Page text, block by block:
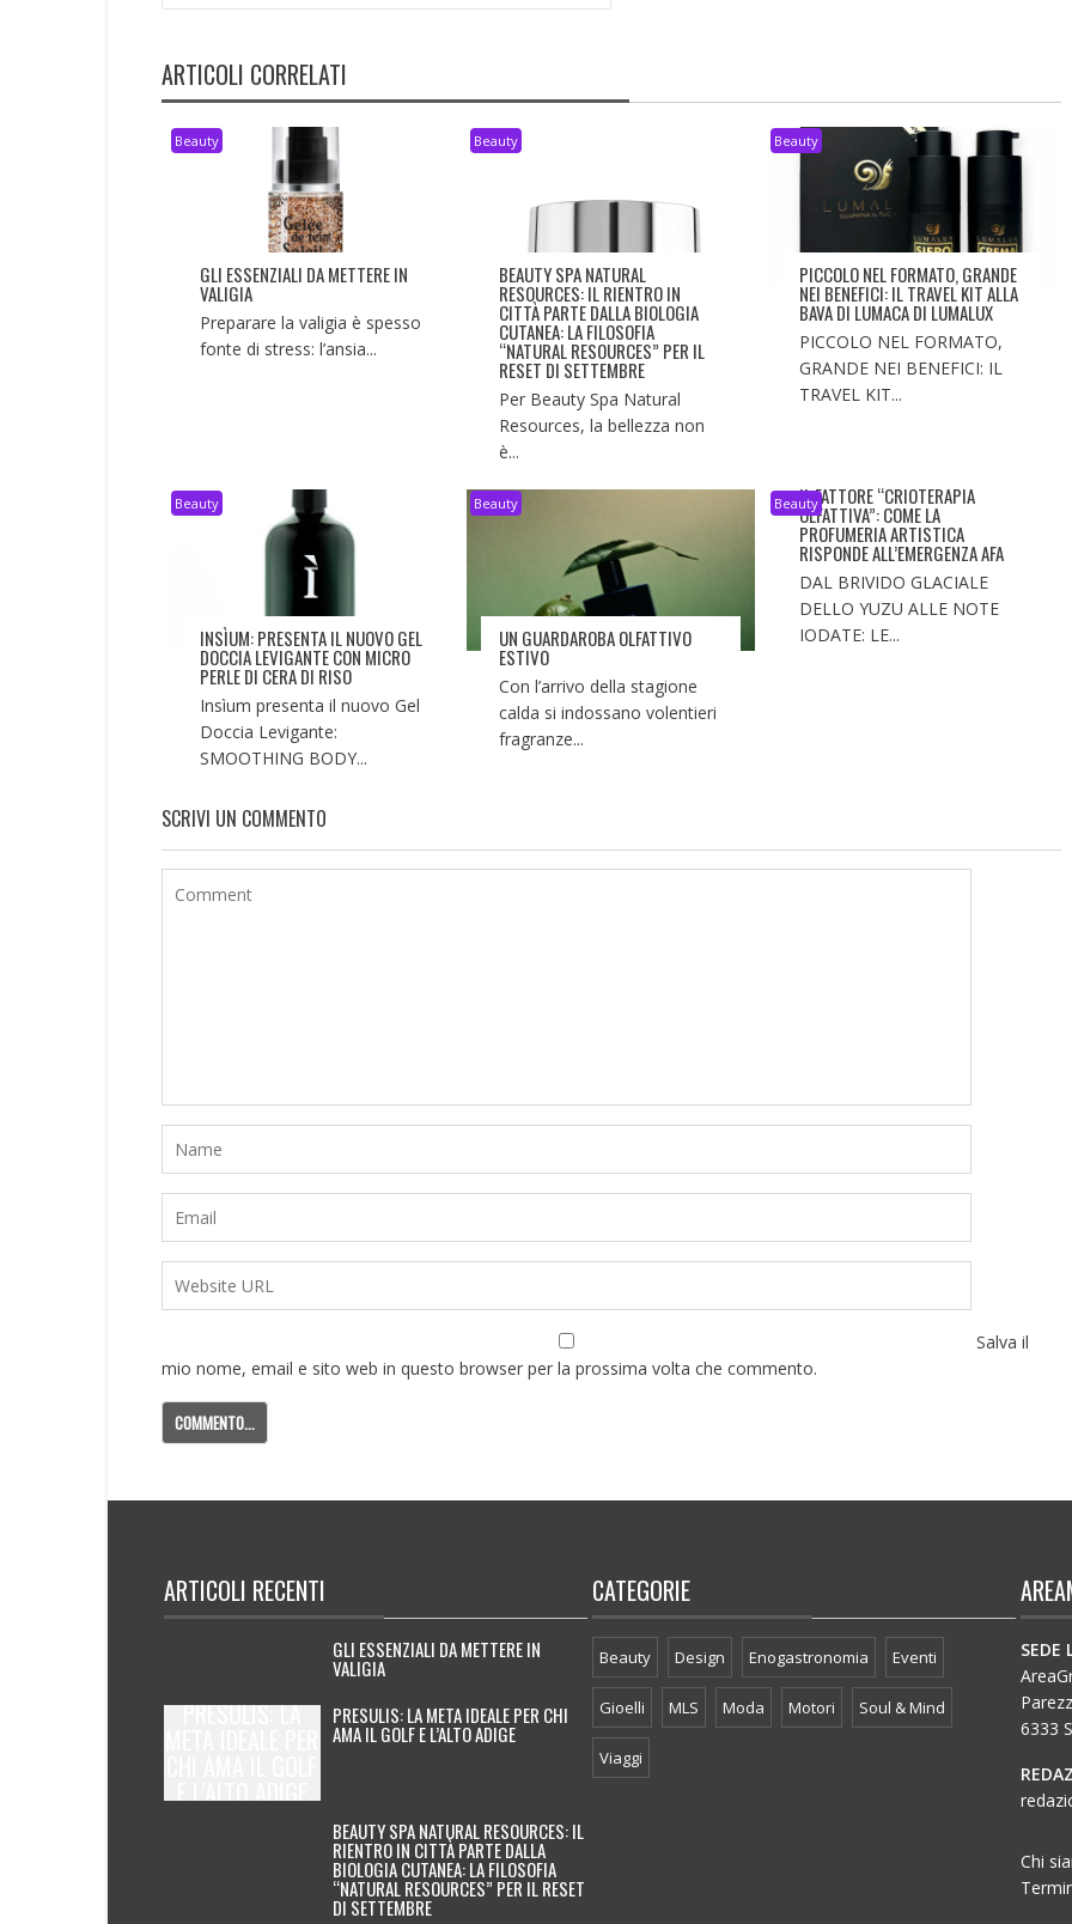
ARTICOLI CORRELATI
Beauty
GLI ESSENZIALI DA METTERE IN
VALIGIA
Preparare la valigia è spesso
fonte di stress: l’ansia...
Beauty
BEAUTY SPA NATURAL
RESOURCES: IL RIENTRO IN
CITTÀ PARTE DALLA BIOLOGIA
CUTANEA: LA FILOSOFIA
“NATURAL RESOURCES” PER IL
RESET DI SETTEMBRE
Per Beauty Spa Natural
Resources, la bellezza non
è...
Beauty
PICCOLO NEL FORMATO, GRANDE
NEI BENEFICI: IL TRAVEL KIT ALLA
BAVA DI LUMACA DI LUMALUX
PICCOLO NEL FORMATO,
GRANDE NEI BENEFICI: IL
TRAVEL KIT...
Beauty
INSÌUM: PRESENTA IL NUOVO GEL
DOCCIA LEVIGANTE CON MICRO
PERLE DI CERA DI RISO
Insìum presenta il nuovo Gel
Doccia Levigante:
SMOOTHING BODY...
Beauty
UN GUARDAROBA OLFATTIVO
ESTIVO
Con l’arrivo della stagione
calda si indossano volentieri
fragranze...
BeautyIL FATTORE “CRIOTERAPIA
OLFATTIVA”: COME LA
PROFUMERIA ARTISTICA
RISPONDE ALL’EMERGENZA AFA
DAL BRIVIDO GLACIALE
DELLO YUZU ALLE NOTE
IODATE: LE...
SCRIVI UN COMMENTO
Salva il
mio nome, email e sito web in questo browser per la prossima volta che commento.
ARTICOLI RECENTI
GLI ESSENZIALI DA METTERE IN
VALIGIA
PRESULIS: LA
E L’ALTO ADIGE
PRESULIS: LA META IDEALE PER CHI
AMA IL GOLF E L’ALTO ADIGE
BEAUTY SPA NATURAL RESOURCES: IL
RIENTRO IN CITTÀ PARTE DALLA
BIOLOGIA CUTANEA: LA FILOSOFIA
“NATURAL RESOURCES” PER IL RESET
DI SETTEMBRE
CATEGORIE
Beauty Design Enogastronomia Eventi
Gioelli MLS Moda Motori Soul & Mind
Viaggi
SEDE
6333
Chi